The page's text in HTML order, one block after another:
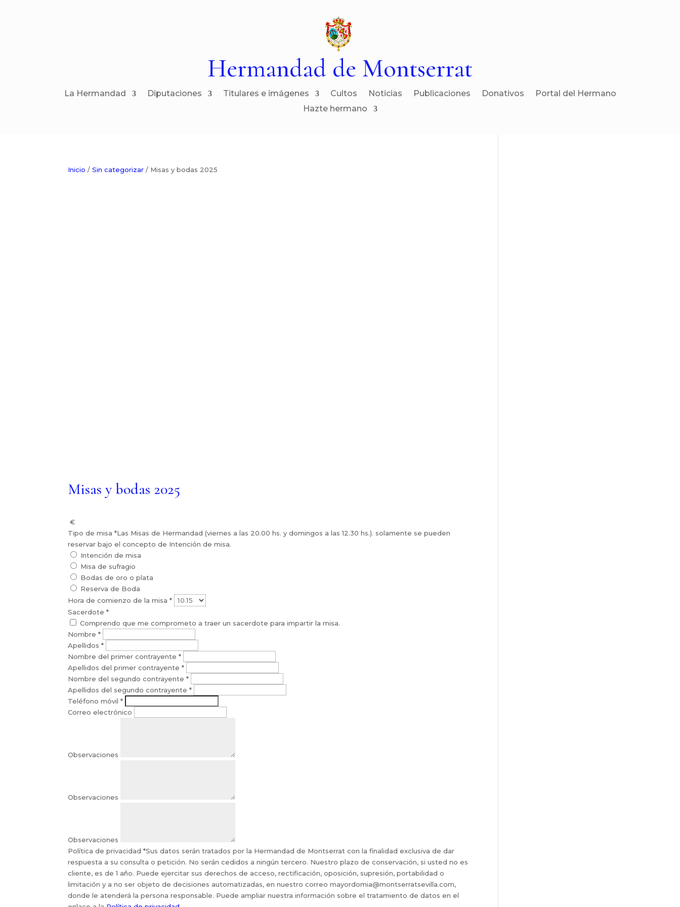
Hermandad de Montserrat
La Hermandad Diputaciones Titulares e imágenes Cultos Noticias Publicaciones Donativos
Portal del Hermano
Hazte hermano
Inicio /Sin categorizar / Misas y bodas 2025
Misas y bodas 2025
€
Tipo de misa *Las Misas de Hermandad (viernes a las 20.00 hs. y domingos a las 12.30 hs.). solamente se pueden
reservar bajo el concepto de Intención de misa.
Intención de misa
Misa de sufragio
Bodas de oro o plata
Reserva de Boda
Hora de comienzo de la misa *
Sacerdote *
Comprendo que me comprometo a traer un sacerdote para impartir la misa.
Nombre *
Apellidos *
Nombre del primer contrayente *
Apellidos del primer contrayente *
Nombre del segundo contrayente *
Apellidos del segundo contrayente *
Teléfono móvil *
Correo electrónico
Observaciones
Observaciones
Observaciones
Política de privacidad *Sus datos serán tratados por la Hermandad de Montserrat con la finalidad exclusiva de dar
respuesta a su consulta o petición. No serán cedidos a ningún tercero. Nuestro plazo de conservación, si usted no es
cliente, es de 1 año. Puede ejercitar sus derechos de acceso, rectificación, oposición, supresión, portabilidad o
limitación y a no ser objeto de decisiones automatizadas, en nuestro correo mayordomia@montserratsevilla.com,
donde le atenderá la persona responsable. Puede ampliar nuestra información sobre el tratamiento de datos en el